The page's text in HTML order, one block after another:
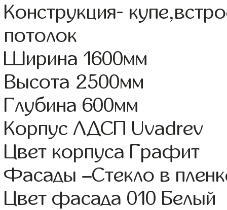
Конструкция-
потолок
Ширина 1600мм
Высота 2500мм
Глубина 600мм
Корпус ЛДСП Uvadrev
Цвет корпуса Графит
Фасады –Стекло в
Цвет фасада 010 Белый